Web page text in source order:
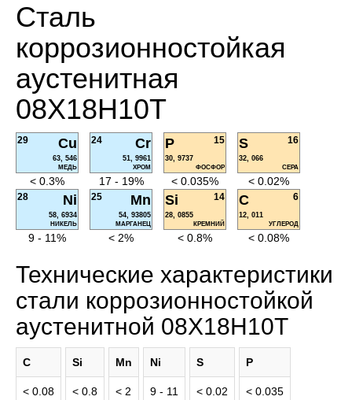
Сталь
коррозионностойкая
аустенитная
08Х18Н10Т
Cu
29
63, 546
МЕДЬ
< 0.3%
Cr
24
51, 9961
ХРОМ
17 - 19%
P 15
30, 9737
ФОСФОР
< 0.035%
S 16
32, 066
СЕРА
< 0.02%
Ni
28
58, 6934
НИКЕЛЬ
9 - 11%
Mn
25
54, 93805
МАРГАНЕЦ
< 2%
Si 14
28, 0855
КРЕМНИЙ
< 0.8%
C 6
12, 011
УГЛЕРОД
< 0.08%
Технические характеристики
стали коррозионностойкой
аустенитной 08Х18Н10Т
C
< 0.08
Si
< 0.8
Mn
< 2
Ni
9 - 11
S
< 0.02
P
< 0.035